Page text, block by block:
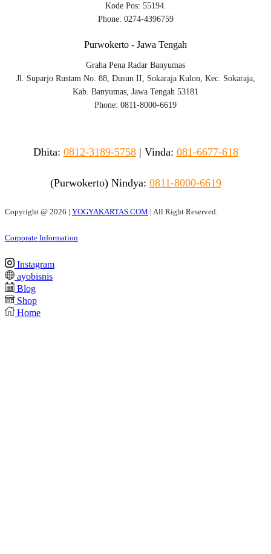
Kode Pos: 55194.
Phone: 0274-4396759
Purwokerto - Jawa Tengah
Graha Pena Radar Banyumas
Jl. Suparjo Rustam No. 88, Dusun II, Sokaraja Kulon, Kec. Sokaraja,
Kab. Banyumas, Jawa Tengah 53181
Phone: 0811-8000-6619
Dhita: 0812-3189-5758| Vinda: 081-6677-618
(Purwokerto) Nindya: 0811-8000-6619
Copyright @ 2026 | YOGYAKARTAS.COM | All Right Reserved.
Corporate Information
Instagram
ayobisnis
Blog
Shop
Home